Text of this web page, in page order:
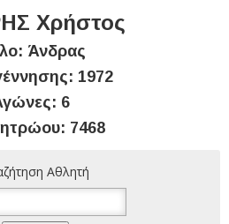
Χρήστος
Άνδρας
1972
6
7468
Αθλητή